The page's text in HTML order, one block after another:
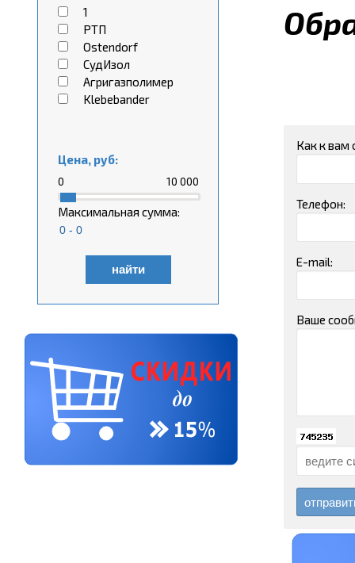
1
РТП
Ostendorf
СудИзол
Агригазполимер
Klebebander
Цена, руб:
0 10 000
Максимальная сумма:
найти
Как к вам
Телефон:
E-mail:
Ваше